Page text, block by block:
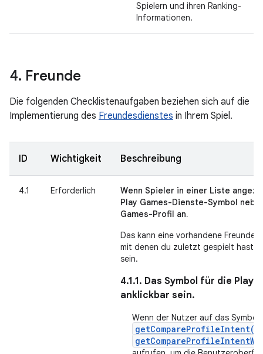
Spielern und ihren Ranking-
Informationen.
4. Freunde
Die folgenden Checklistenaufgaben beziehen sich auf die
Implementierung des Freundesdienstes in Ihrem Spiel.
ID Wichtigkeit Beschreibung
4.1 Erforderlich
Wenn Spieler in einer Liste
Play Games-Dienste-Symbol
Games-Profil an.
Das kann eine vorhandene
mit denen du zuletzt gespielt hast,
sein.
4.1.1. Das Symbol für die Play
anklickbar sein.
Wenn der Nutzer auf das
getCompareProfileIntent()